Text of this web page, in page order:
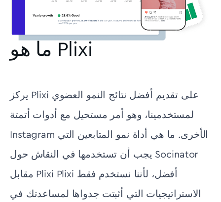
ما هو Plixi
يركز Plixi على تقديم أفضل نتائج النمو العضوي
لمستخدمينا، وهو أمر مستحيل مع أدوات أتمتة
Instagram الأخرى. ما هي أداة نمو المتابعين التي
يجب أن تستخدمها في النقاش حول Socinator
مقابل Plixi Plixi أفضل، لأننا نستخدم فقط
الاستراتيجيات التي أثبتت جدواها لمساعدتك في